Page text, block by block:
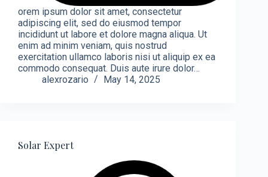
orem ipsum dolor sit amet, consectetur
adipiscing elit, sed do eiusmod tempor
incididunt ut labore et dolore magna aliqua. Ut
enim ad minim veniam, quis nostrud
exercitation ullamco laboris nisi ut aliquip ex ea
commodo consequat. Duis aute irure dolor…
alexrozario
May 14, 2025
Solar Expert